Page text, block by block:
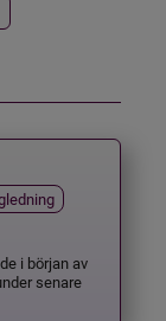
i början av
senare